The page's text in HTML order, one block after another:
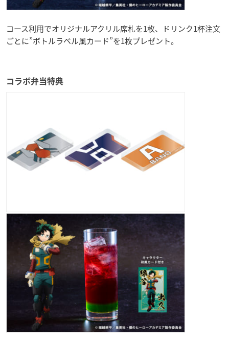
コース利用でオリジナルアクリル席札を1枚、ドリンク1杯注文
ごとに”ボトルラベル風カード”を1枚プレゼント。
コラボ弁当特典